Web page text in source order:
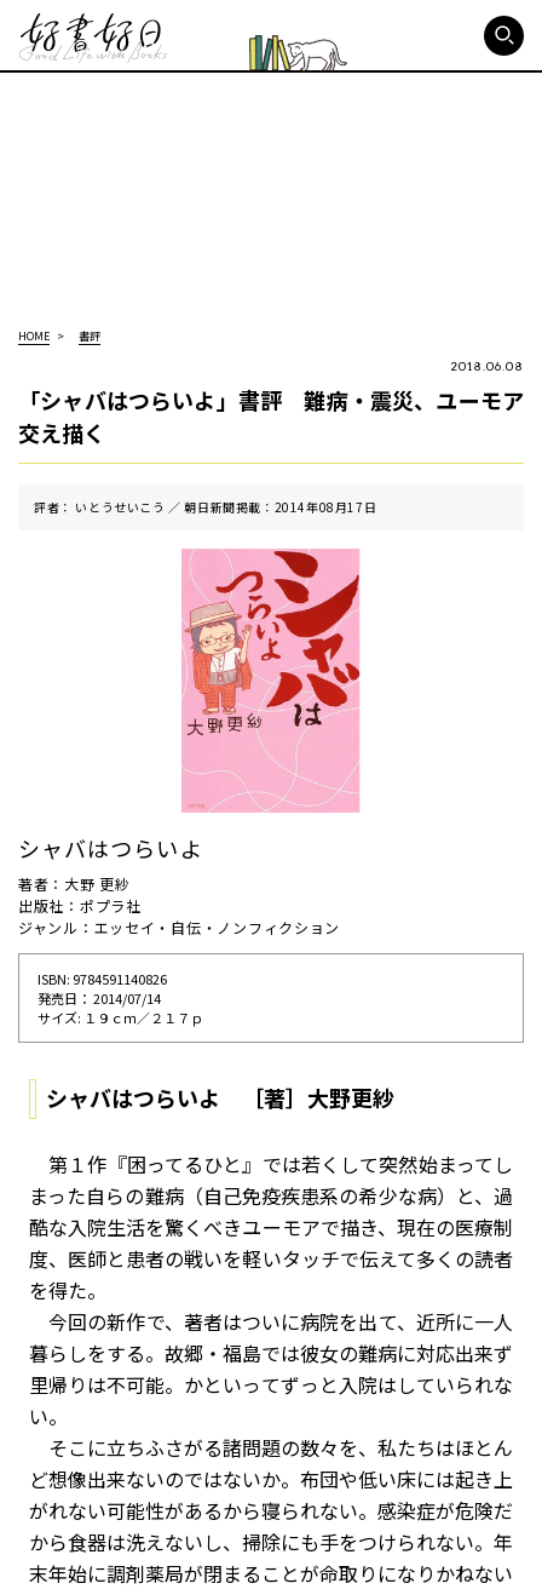
HOME 書評
2018.06.08
「シャバはつらいよ」書評 難病・震災、ユーモア
交え描く
評者： いとうせいこう ／ 朝⽇新聞掲載：2014年08月17日
シャバはつらいよ
著者：大野 更紗
出版社：ポプラ社
ジャンル：エッセイ・自伝・ノンフィクション
ISBN: 9784591140826
発売⽇： 2014/07/14
サイズ: １９ｃｍ／２１７ｐ
シャバはつらいよ ［著］大野更紗
第１作『困ってるひと』では若くして突然始まってし
まった自らの難病（自己免疫疾患系の希少な病）と、過
酷な入院生活を驚くべきユーモアで描き、現在の医療制
度、医師と患者の戦いを軽いタッチで伝えて多くの読者
を得た。
今回の新作で、著者はついに病院を出て、近所に一人
暮らしをする。故郷・福島では彼女の難病に対応出来ず
里帰りは不可能。かといってずっと入院はしていられな
い。
そこに立ちふさがる諸問題の数々を、私たちはほとん
ど想像出来ないのではないか。布団や低い床には起き上
がれない可能性があるから寝られない。感染症が危険だ
から食器は洗えないし、掃除にも手をつけられない。年
末年始に調剤薬局が閉まることが命取りになりかねない